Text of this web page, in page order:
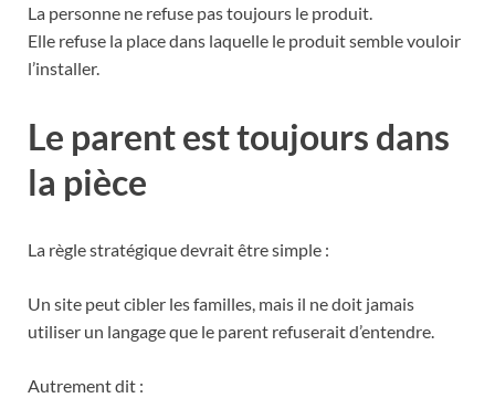
La personne ne refuse pas toujours le produit.
Elle refuse la place dans laquelle le produit semble vouloir
l’installer.
Le parent est toujours dans
la pièce
La règle stratégique devrait être simple :
Un site peut cibler les familles, mais il ne doit jamais
utiliser un langage que le parent refuserait d’entendre.
Autrement dit :